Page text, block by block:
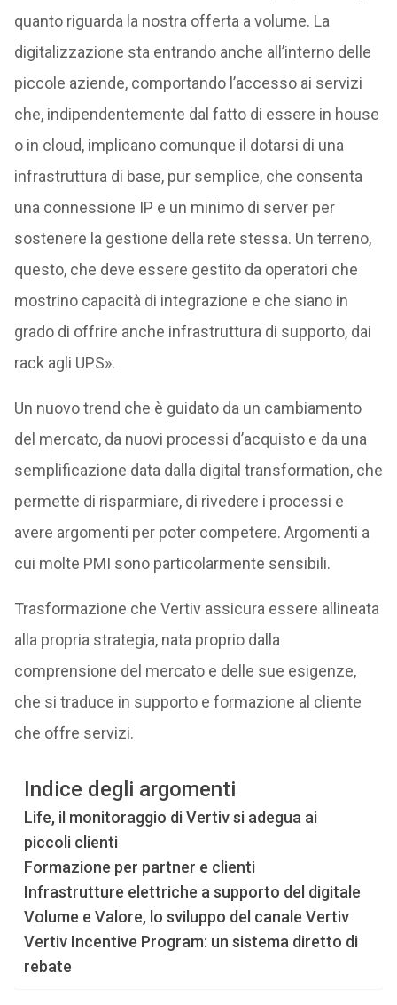
quanto riguarda la nostra offerta a volume. La
digitalizzazione sta entrando anche all’interno delle
piccole aziende, comportando l’accesso ai servizi
che, indipendentemente dal fatto di essere in house
o in cloud, implicano comunque il dotarsi di una
infrastruttura di base, pur semplice, che consenta
una connessione IP e un minimo di server per
sostenere la gestione della rete stessa. Un terreno,
questo, che deve essere gestito da operatori che
mostrino capacità di integrazione e che siano in
grado di offrire anche infrastruttura di supporto, dai
rack agli UPS».
Un nuovo trend che è guidato da un cambiamento
del mercato, da nuovi processi d’acquisto e da una
semplificazione data dalla digital transformation, che
permette di risparmiare, di rivedere i processi e
avere argomenti per poter competere. Argomenti a
cui molte PMI sono particolarmente sensibili.
Trasformazione che Vertiv assicura essere allineata
alla propria strategia, nata proprio dalla
comprensione del mercato e delle sue esigenze,
che si traduce in supporto e formazione al cliente
che offre servizi.
Indice degli argomenti
Life, il monitoraggio di Vertiv si adegua ai
piccoli clienti
Formazione per partner e clienti
Infrastrutture elettriche a supporto del digitale
Volume e Valore, lo sviluppo del canale Vertiv
Vertiv Incentive Program: un sistema diretto di
rebate